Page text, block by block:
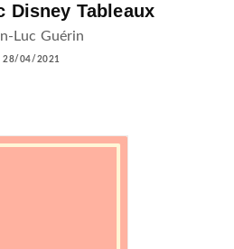
Disney Tableaux
Luc Guérin
28/04/2021